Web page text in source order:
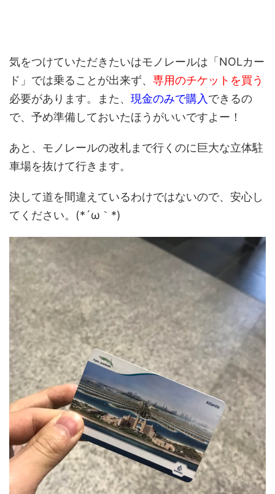
気をつけていただきたいはモノレールは「NOLカー
ド」では乗ることが出来ず、 専用のチケットを買う
必要があります。また、 現金のみで購入 できるの
で、予め準備しておいたほうがいいですよー！
あと、 モノレールの改札まで行くのに巨大な立体駐
車場を抜けて行きます。
決して道を間違えているわけではないので、安心し
てください。(*´ω｀*)